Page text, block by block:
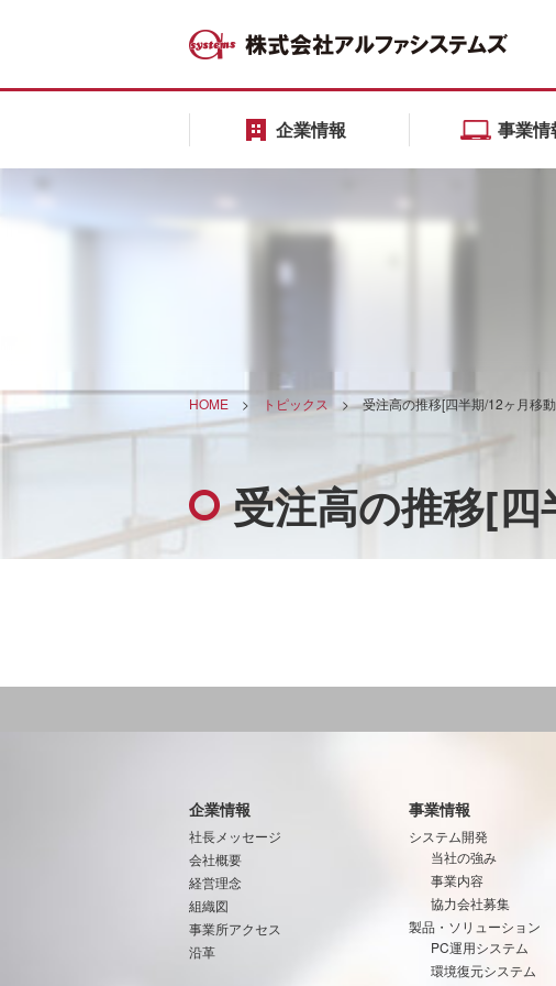
企業情報 事業情
HOME > トピックス >受注高の推移[四半期/12ヶ月移
受注高の推移[四
企業情報
社長メッセージ
会社概要
経営理念
組織図
事業所アクセス
沿革
事業情報
システム開発
当社の強み
事業内容
協力会社募集
製品・ソリューション
PC運用システム
環境復元システム